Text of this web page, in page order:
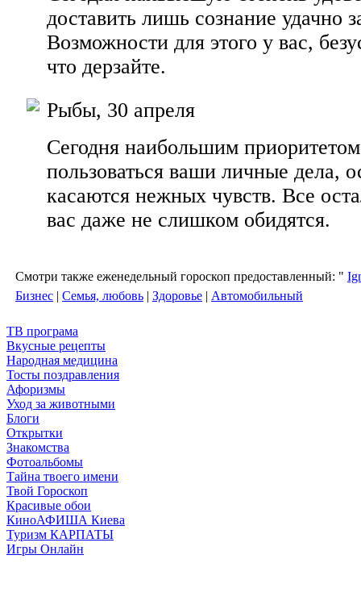
доставить лишь сознание удачно
Возможности для этого у вас,
что дерзайте.
Рыбы, 30 апреля
Сегодня наибольшим
пользоваться ваши личные дела,
касаются нежных чувств. Все
вас даже не слишком обидятся.
Смотри также еженедельный гороскоп предоставленный: "
Бизнес | Семья, любовь | Здоровье | Автомобильный
ТВ програма
Вкусные рецепты
Народная медицина
Тосты поздравления
Афоризмы
Уход за животными
Блоги
Открытки
Знакомства
Фотоальбомы
Тайна твоего имени
Твой Гороскоп
Красивые обои
КиноАФИША Киева
Туризм КАРПАТЫ
Игры Онлайн